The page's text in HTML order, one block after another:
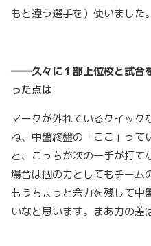
もと違う選手を）使いました。
――久々に１部上位校と試合
った点は
マークが外れているクイック
ね、中盤終盤の「ここ」って
と、こっちが次の一手が打て
場合は個の力としてもチーム
もうちょっと余力を残して中
いなと思います。まあ力の差